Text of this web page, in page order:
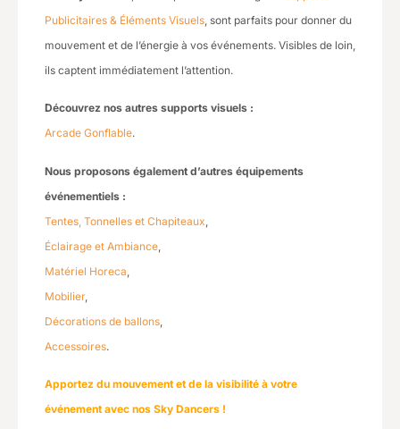
Publicitaires & Éléments Visuels, sont parfaits pour donner du
mouvement et de l’énergie à vos événements. Visibles de loin,
ils captent immédiatement l’attention.
Découvrez nos autres supports visuels :
Arcade Gonflable.
Nous proposons également d’autres équipements
événementiels :
Tentes, Tonnelles et Chapiteaux
Éclairage et Ambiance
Matériel Horeca
Mobilier,
Décorations de ballons
Accessoires.
Apportez du mouvement et de la visibilité à votre
événement avec nos Sky Dancers !